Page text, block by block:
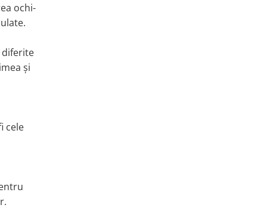
ochi-
diferite
și
cele